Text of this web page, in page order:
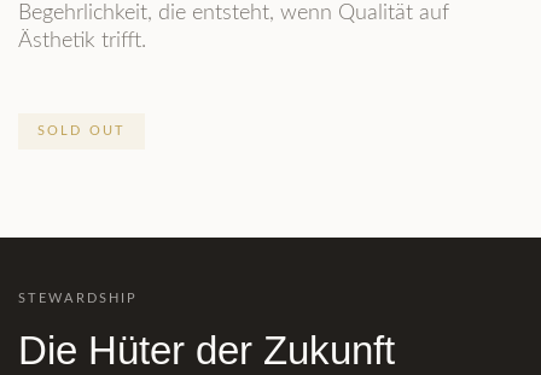
Begehrlichkeit, die entsteht, wenn Qualität auf
Ästhetik trifft.
SOLD OUT
STEWARDSHIP
Die Hüter der Zukunft